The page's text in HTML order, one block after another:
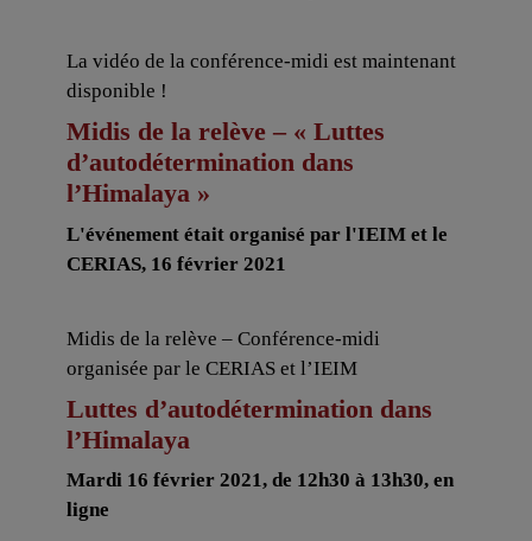
La vidéo de la conférence-midi est maintenant
disponible !
Midis de la relève – « Luttes
d’autodétermination dans
l’Himalaya »
L'événement était organisé par l'IEIM et le
CERIAS, 16 février 2021
Midis de la relève – Conférence-midi
organisée par le CERIAS et l’IEIM
Luttes d’autodétermination dans
l’Himalaya
Mardi 16 février 2021, de 12h30 à 13h30, en
ligne